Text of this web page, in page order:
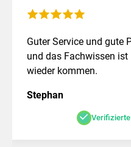
Guter Service und gute
und das Fachwissen ist
wieder kommen.
Stephan
Verifizierte